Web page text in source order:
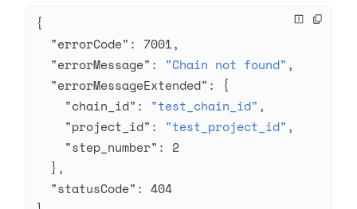
{
  "errorCode"
: 7001,
  "errorMessage"
: "Chain not found" ,
  "errorMessageExtended"
: {
    "chain_id"
: "test_chain_id" ,
    "project_id"
: "test_project_id" ,
    "step_number"
: 2
  },
  "statusCode"
: 404